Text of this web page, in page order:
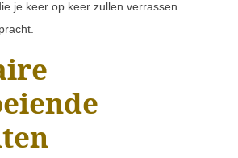
je keer op keer zullen verrassen